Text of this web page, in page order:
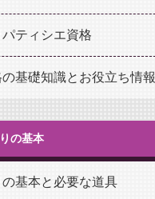
ティシエ資格
基礎知識とお役立ち情報
の基本
基本と必要な道具